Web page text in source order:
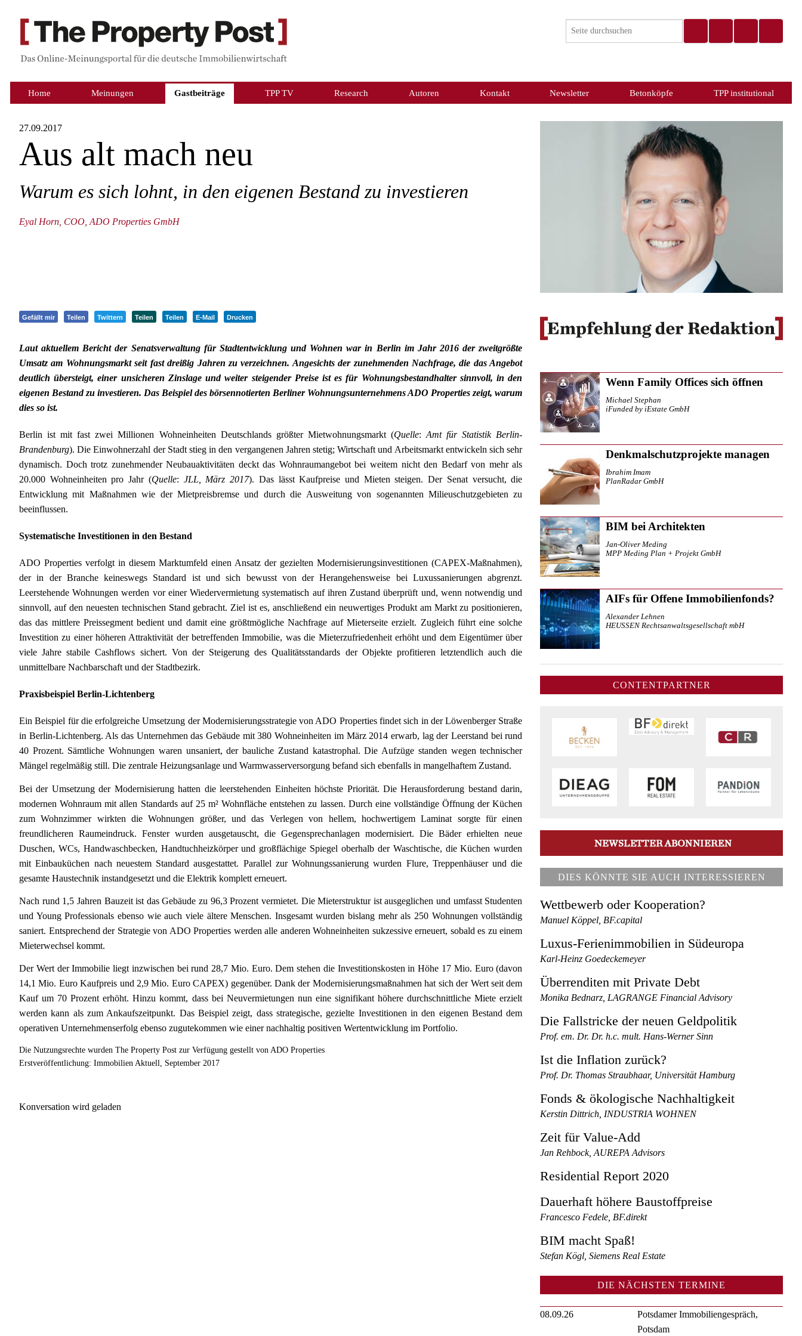
Home Meinungen Gastbeiträge TPP TV Research Autoren Kontakt Newsletter Betonköpfe TPP institutional
27.09.2017
Aus alt mach neu
Warum es sich lohnt, in den eigenen Bestand zu investieren
Eyal Horn, COO, ADO Properties GmbH
Gefällt mir Teilen Twittern Teilen Teilen E-Mail Drucken
Laut aktuellem Bericht der Senatsverwaltung für Stadtentwicklung und Wohnen war in Berlin im Jahr 2016 der zweitgrößte
Umsatz am Wohnungsmarkt seit fast dreißig Jahren zu verzeichnen. Angesichts der zunehmenden Nachfrage, die das Angebot
deutlich übersteigt, einer unsicheren Zinslage und weiter steigender Preise ist es für Wohnungsbestandhalter sinnvoll, in den
eigenen Bestand zu investieren. Das Beispiel des börsennotierten Berliner Wohnungsunternehmens ADO Properties zeigt, warum
dies so ist.
Berlin ist mit fast zwei Millionen Wohneinheiten Deutschlands größter Mietwohnungsmarkt (Quelle:Amt für Statistik Berlin-
Brandenburg). Die Einwohnerzahl der Stadt stieg in den vergangenen Jahren stetig; Wirtschaft und Arbeitsmarkt entwickeln sich sehr
dynamisch. Doch trotz zunehmender Neubauaktivitäten deckt das Wohnraumangebot bei weitem nicht den Bedarf von mehr als
20.000 Wohneinheiten pro Jahr (Quelle: JLL, März 2017). Das lässt Kaufpreise und Mieten steigen. Der Senat versucht, die
Entwicklung mit Maßnahmen wie der Mietpreisbremse und durch die Ausweitung von sogenannten Milieuschutzgebieten zu
beeinflussen.
Systematische Investitionen in den Bestand
ADO Properties verfolgt in diesem Marktumfeld einen Ansatz der gezielten Modernisierungsinvestitionen (CAPEX-Maßnahmen),
der in der Branche keineswegs Standard ist und sich bewusst von der Herangehensweise bei Luxussanierungen abgrenzt.
Leerstehende Wohnungen werden vor einer Wiedervermietung systematisch auf ihren Zustand überprüft und, wenn notwendig und
sinnvoll, auf den neuesten technischen Stand gebracht. Ziel ist es, anschließend ein neuwertiges Produkt am Markt zu positionieren,
das das mittlere Preissegment bedient und damit eine größtmögliche Nachfrage auf Mieterseite erzielt. Zugleich führt eine solche
Investition zu einer höheren Attraktivität der betreffenden Immobilie, was die Mieterzufriedenheit erhöht und dem Eigentümer über
viele Jahre stabile Cashflows sichert. Von der Steigerung des Qualitätsstandards der Objekte profitieren letztendlich auch die
unmittelbare Nachbarschaft und der Stadtbezirk.
Praxisbeispiel Berlin-Lichtenberg
Ein Beispiel für die erfolgreiche Umsetzung der Modernisierungsstrategie von ADO Properties findet sich in der Löwenberger Straße
in Berlin-Lichtenberg. Als das Unternehmen das Gebäude mit 380 Wohneinheiten im März 2014 erwarb, lag der Leerstand bei rund
40 Prozent. Sämtliche Wohnungen waren unsaniert, der bauliche Zustand katastrophal. Die Aufzüge standen wegen technischer
Mängel regelmäßig still. Die zentrale Heizungsanlage und Warmwasserversorgung befand sich ebenfalls in mangelhaftem Zustand.
Bei der Umsetzung der Modernisierung hatten die leerstehenden Einheiten höchste Priorität. Die Herausforderung bestand darin,
modernen Wohnraum mit allen Standards auf 25 m² Wohnfläche entstehen zu lassen. Durch eine vollständige Öffnung der Küchen
zum Wohnzimmer wirkten die Wohnungen größer, und das Verlegen von hellem, hochwertigem Laminat sorgte für einen
freundlicheren Raumeindruck. Fenster wurden ausgetauscht, die Gegensprechanlagen modernisiert. Die Bäder erhielten neue
Duschen, WCs, Handwaschbecken, Handtuchheizkörper und großflächige Spiegel oberhalb der Waschtische, die Küchen wurden
mit Einbauküchen nach neuestem Standard ausgestattet. Parallel zur Wohnungssanierung wurden Flure, Treppenhäuser und die
gesamte Haustechnik instandgesetzt und die Elektrik komplett erneuert.
Nach rund 1,5 Jahren Bauzeit ist das Gebäude zu 96,3 Prozent vermietet. Die Mieterstruktur ist ausgeglichen und umfasst Studenten
und Young Professionals ebenso wie auch viele ältere Menschen. Insgesamt wurden bislang mehr als 250 Wohnungen vollständig
saniert. Entsprechend der Strategie von ADO Properties werden alle anderen Wohneinheiten sukzessive erneuert, sobald es zu einem
Mieterwechsel kommt.
Der Wert der Immobilie liegt inzwischen bei rund 28,7 Mio. Euro. Dem stehen die Investitionskosten in Höhe 17 Mio. Euro (davon
14,1 Mio. Euro Kaufpreis und 2,9 Mio. Euro CAPEX) gegenüber. Dank der Modernisierungsmaßnahmen hat sich der Wert seit dem
Kauf um 70 Prozent erhöht. Hinzu kommt, dass bei Neuvermietungen nun eine signifikant höhere durchschnittliche Miete erzielt
werden kann als zum Ankaufszeitpunkt. Das Beispiel zeigt, dass strategische, gezielte Investitionen in den eigenen Bestand dem
operativen Unternehmenserfolg ebenso zugutekommen wie einer nachhaltig positiven Wertentwicklung im Portfolio.
Die Nutzungsrechte wurden The Property Post zur Verfügung gestellt von ADO Properties
Erstveröffentlichung: Immobilien Aktuell, September 2017
Konversation wird geladen
Wenn Family Offices sich öffnen
Michael Stephan
iFunded by iEstate GmbH
Denkmalschutzprojekte managen
Ibrahim Imam
PlanRadar GmbH
BIM bei Architekten
Jan-Oliver Meding
MPP Meding Plan + Projekt GmbH
AIFs für Offene Immobilienfonds?
Alexander Lehnen
HEUSSEN Rechtsanwaltsgesellschaft mbH
CONTENTPARTNER
DIES KÖNNTE SIE AUCH INTERESSIEREN
Wettbewerb oder Kooperation?
Manuel Köppel, BF.capital
Luxus-Ferienimmobilien in Südeuropa
Karl-Heinz Goedeckemeyer
Überrenditen mit Private Debt
Monika Bednarz, LAGRANGE Financial Advisory
Die Fallstricke der neuen Geldpolitik
Prof. em. Dr. Dr. h.c. mult. Hans-Werner Sinn
Ist die Inflation zurück?
Prof. Dr. Thomas Straubhaar, Universität Hamburg
Fonds & ökologische Nachhaltigkeit
Kerstin Dittrich, INDUSTRIA WOHNEN
Zeit für Value-Add
Jan Rehbock, AUREPA Advisors
Residential Report 2020
Dauerhaft höhere Baustoffpreise
Francesco Fedele, BF.direkt
BIM macht Spaß!
Stefan Kögl, Siemens Real Estate
DIE NÄCHSTEN TERMINE
08.09.26
Potsdamer Immobiliengespräch,
Potsdam